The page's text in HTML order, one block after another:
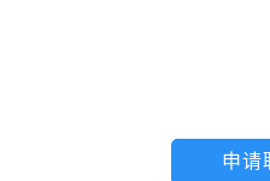
申请